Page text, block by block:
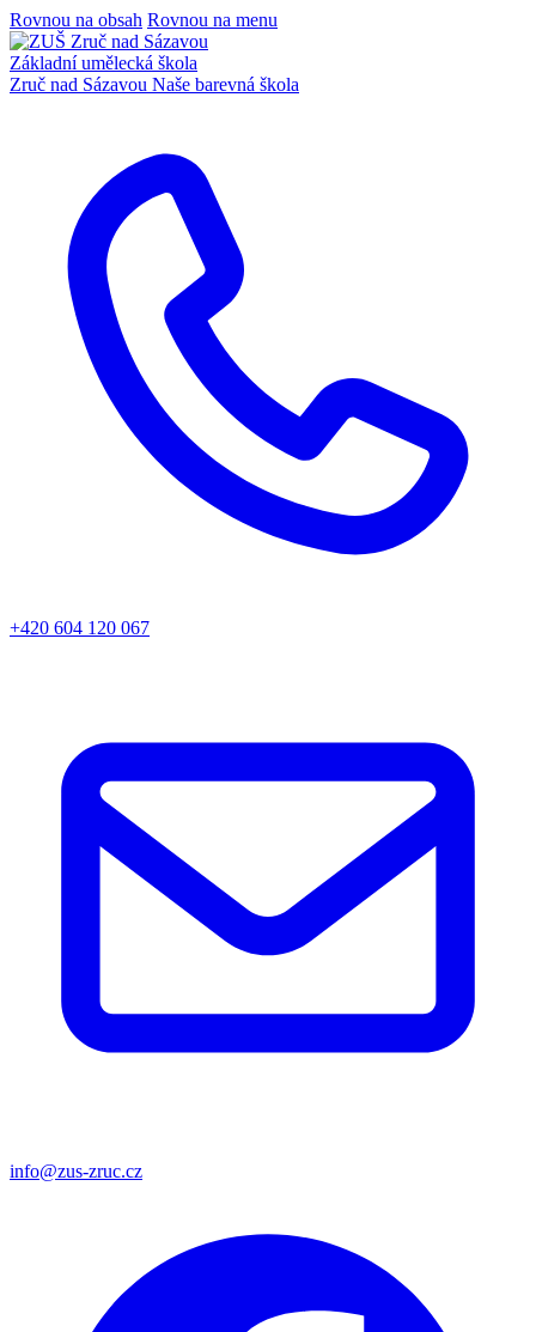
Rovnou na obsah Rovnou na menu
Základní umělecká škola
Zruč nad Sázavou Naše barevná škola
+420 604 120 067
info@zus-zruc.cz